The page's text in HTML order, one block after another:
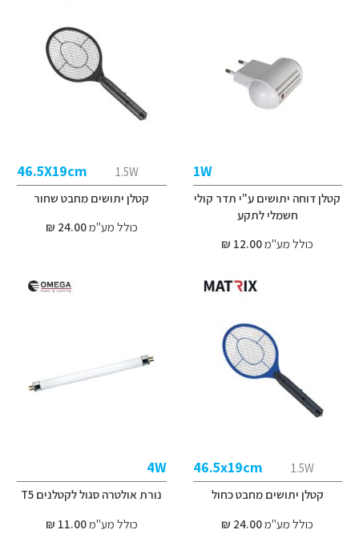
1W
קטלן דוחה יתושים ע"י תדר קולי
חשמלי לתקע
כולל מע"מ12.00 ₪
1.5W
46.5X19cm
קטלן יתושים מחבט שחור
כולל מע"מ24.00 ₪
1.5W
46.5x19cm
קטלן יתושים מחבט כחול
כולל מע"מ24.00 ₪
4W
נורת אולטרה סגול לקטלנים T5
כולל מע"מ11.00 ₪